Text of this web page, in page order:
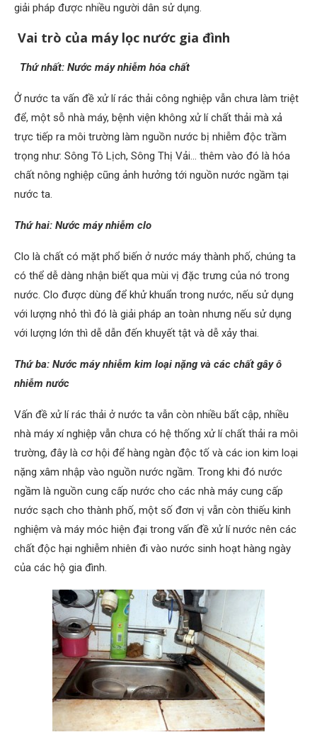
giải pháp được nhiều người dân sử dụng.
Vai trò của máy lọc nước gia đình
Thứ nhất: Nước máy nhiễm hóa chất
Ở nước ta vấn đề xử lí rác thải công nghiệp vẫn chưa làm triệt
để, một sỗ nhà máy, bệnh viện không xử lí chất thải mà xả
trực tiếp ra môi trường làm nguồn nước bị nhiễm độc trầm
trọng như: Sông Tô Lịch, Sông Thị Vải… thêm vào đó là hóa
chất nông nghiệp cũng ảnh hưởng tới nguồn nước ngầm tại
nước ta.
Thứ hai: Nước máy nhiễm clo
Clo là chất có mặt phổ biến ở nước máy thành phố, chúng ta
có thể dễ dàng nhận biết qua mùi vị đặc trưng của nó trong
nước. Clo được dùng để khử khuẩn trong nước, nếu sử dụng
với lượng nhỏ thì đó là giải pháp an toàn nhưng nếu sử dụng
với lượng lớn thì dễ dẫn đến khuyết tật và dễ xảy thai.
Thứ ba: Nước máy nhiễm kim loại nặng và các chất gây ô
nhiễm nước
Vấn đề xử lí rác thải ở nước ta vẫn còn nhiều bất cập, nhiều
nhà máy xí nghiệp vẫn chưa có hệ thống xử lí chất thải ra môi
trường, đây là cơ hội để hàng ngàn độc tố và các ion kim loại
nặng xâm nhập vào nguồn nước ngầm. Trong khi đó nước
ngầm là nguồn cung cấp nước cho các nhà máy cung cấp
nước sạch cho thành phố, một số đơn vị vẫn còn thiếu kinh
nghiệm và máy móc hiện đại trong vấn đề xử lí nước nên các
chất độc hại nghiễm nhiên đi vào nước sinh hoạt hàng ngày
của các hộ gia đình.